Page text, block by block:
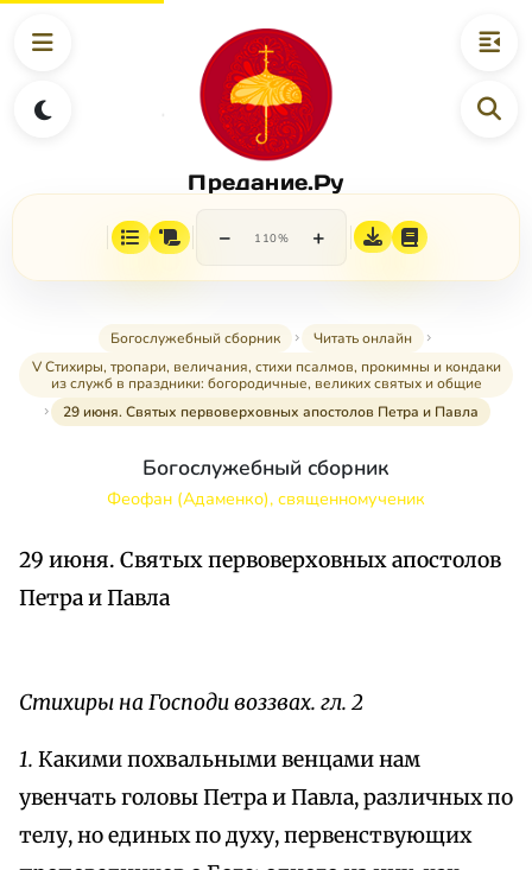
Предание.Ру
− 110% +
Богослужебный сборник
Читать онлайн
V Стихиры, тропари, величания, стихи псалмов, прокимны и кондаки
из служб в праздники: богородичные, великих святых и общие
29 июня. Святых первоверховных апостолов Петра и Павла
Богослужебный сборник
Феофан (Адаменко), священномученик
29 июня. Святых первоверховных апостолов
Петра и Павла
Стихиры на Господи воззвах. гл. 2
1. Какими похвальными венцами нам
увенчать головы Петра и Павла, различных по
телу, но единых по духу, первенствующих